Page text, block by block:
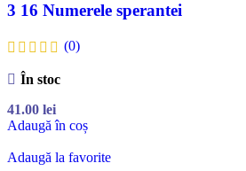
3 16 Numerele sperantei
(0)
În stoc
41.00 lei
Adaugă în coș
Adaugă la favorite